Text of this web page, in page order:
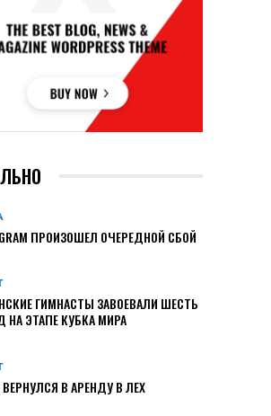
ПРОИЗОШЕЛ ОЧЕРЕДНОЙ СБОЙ
ГИМНАСТЫ ЗАВОЕВАЛИ ШЕСТЬ
НА ЭТАПЕ КУБКА МИРА
В АРЕНДУ В ЛЕХ